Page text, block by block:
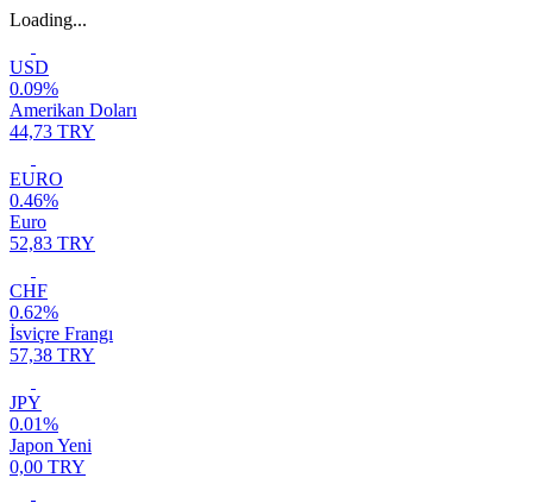
Loading...
USD
0.09%
Amerikan Doları
44,73 TRY
EURO
0.46%
Euro
52,83 TRY
CHF
0.62%
İsviçre Frangı
57,38 TRY
JPY
0.01%
Japon Yeni
0,00 TRY